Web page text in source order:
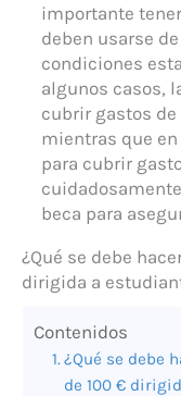
importante
deben usarse
condiciones
algunos casos,
cubrir gastos
mientras que
para cubrir
beca para
¿Qué se debe
dirigida a
Contenidos
¿Qué se debe
de 100 €